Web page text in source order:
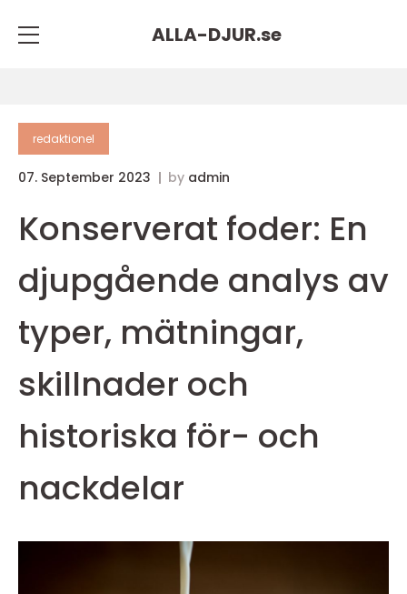
ALLA-DJUR.se
redaktionel
07. September 2023 by admin
Konserverat foder: En
djupgående analys av
typer, mätningar,
skillnader och
historiska för- och
nackdelar